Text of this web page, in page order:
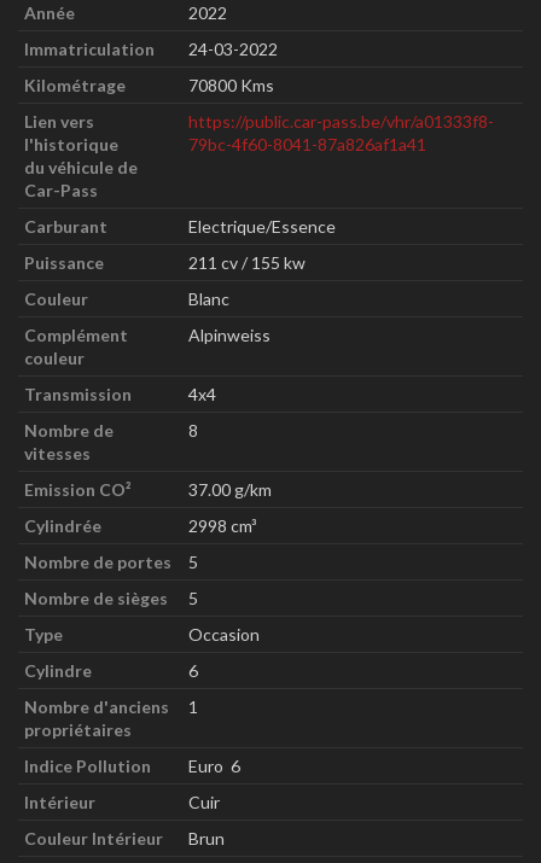
Année
2022
Immatriculation
24-03-2022
Kilométrage
70800 Kms
Lien vers
l'historique
du véhicule de
Car-Pass
https://public.car-pass.be/vhr/a01333f8-
79bc-4f60-8041-87a826af1a41
Carburant
Electrique/Essence
Puissance
211 cv / 155 kw
Couleur
Blanc
Complément
couleur
Alpinweiss
Transmission
4x4
Nombre de
vitesses
8
Emission CO²
37.00 g/km
Cylindrée
2998 cm³
Nombre de portes
5
Nombre de sièges
5
Type
Occasion
Cylindre
6
Nombre d'anciens
propriétaires
1
Indice Pollution
Euro 6
Intérieur
Cuir
Couleur Intérieur
Brun